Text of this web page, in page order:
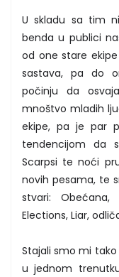
U skladu sa tim
benda u publici
od one stare
sastava, pa do
počinju da
mnoštvo mladih
ekipe, pa je par
tendencijom da
Scarpsi te noći
novih pesama, te
stvari:
Elections, Liar,
Stajali smo mi
u jednom